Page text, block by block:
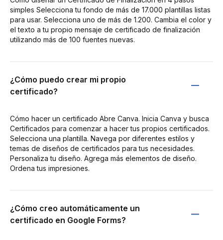
simples Selecciona tu fondo de más de 17.000 plantillas listas
para usar. Selecciona uno de más de 1.200. Cambia el color y
el texto a tu propio mensaje de certificado de finalización
utilizando más de 100 fuentes nuevas.
¿Cómo puedo crear mi propio
certificado?
Cómo hacer un certificado Abre Canva. Inicia Canva y busca
Certificados para comenzar a hacer tus propios certificados.
Selecciona una plantilla. Navega por diferentes estilos y
temas de diseños de certificados para tus necesidades.
Personaliza tu diseño. Agrega más elementos de diseño.
Ordena tus impresiones.
¿Cómo creo automáticamente un
certificado en Google Forms?